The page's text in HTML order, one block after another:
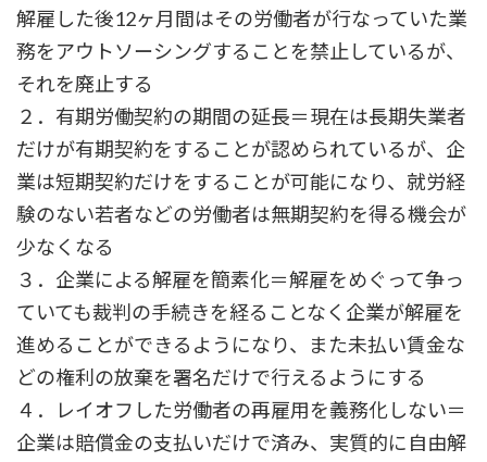
解雇した後12ヶ月間はその労働者が行なっていた業
務をアウトソーシングすることを禁止しているが、
それを廃止する
２．有期労働契約の期間の延長＝現在は長期失業者
だけが有期契約をすることが認められているが、企
業は短期契約だけをすることが可能になり、就労経
験のない若者などの労働者は無期契約を得る機会が
少なくなる
３．企業による解雇を簡素化＝解雇をめぐって争っ
ていても裁判の手続きを経ることなく企業が解雇を
進めることができるようになり、また未払い賃金な
どの権利の放棄を署名だけで行えるようにする
４．レイオフした労働者の再雇用を義務化しない＝
企業は賠償金の支払いだけで済み、実質的に自由解